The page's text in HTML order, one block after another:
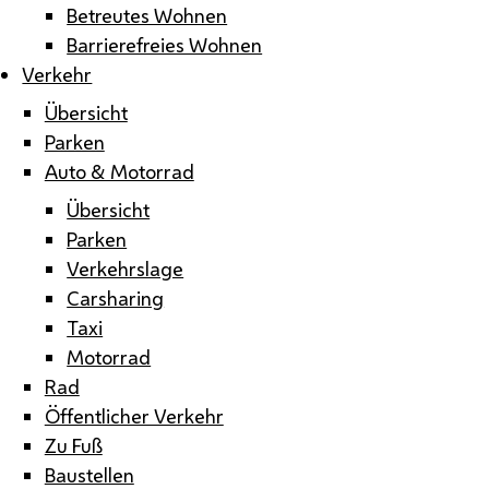
Betreutes Wohnen
Barrierefreies Wohnen
Verkehr
Übersicht
Parken
Auto & Motorrad
Übersicht
Parken
Verkehrslage
Carsharing
Taxi
Motorrad
Rad
Öffentlicher Verkehr
Zu Fuß
Baustellen